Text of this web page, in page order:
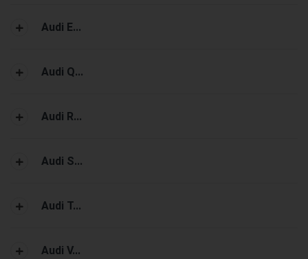
Audi E...
Audi Q...
Audi R...
Audi S...
Audi T...
Audi V...